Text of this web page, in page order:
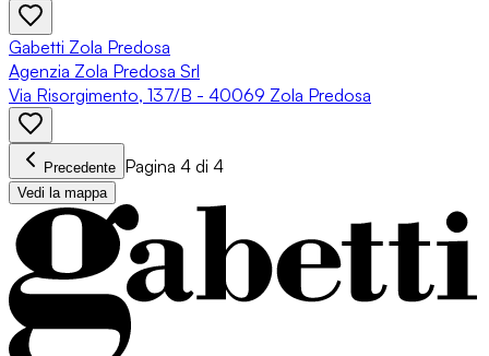
Gabetti Zola Predosa
Agenzia Zola Predosa Srl
Via Risorgimento, 137/B - 40069 Zola Predosa
Precedente Pagina 4 di 4
Vedi la mappa